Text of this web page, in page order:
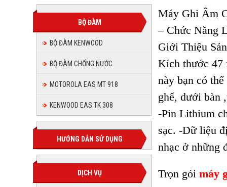
BỘ ĐÀM
BỘ ĐÀM KENWOOD
BỘ ĐÀM CHỐNG NƯỚC
MOTOROLA EAS MT 918
KENWOOD EAS TK 308
HƯỚNG DẪN SỬ DỤNG
DỊCH VỤ
Máy Ghi Âm
– Chức Năng
Giới Thiệu
Kích thước 47
này bạn có
ghế, dưới
-Pin Lithium
sạc. -Dữ liệu
nhạc ở những
Trọn gói máy